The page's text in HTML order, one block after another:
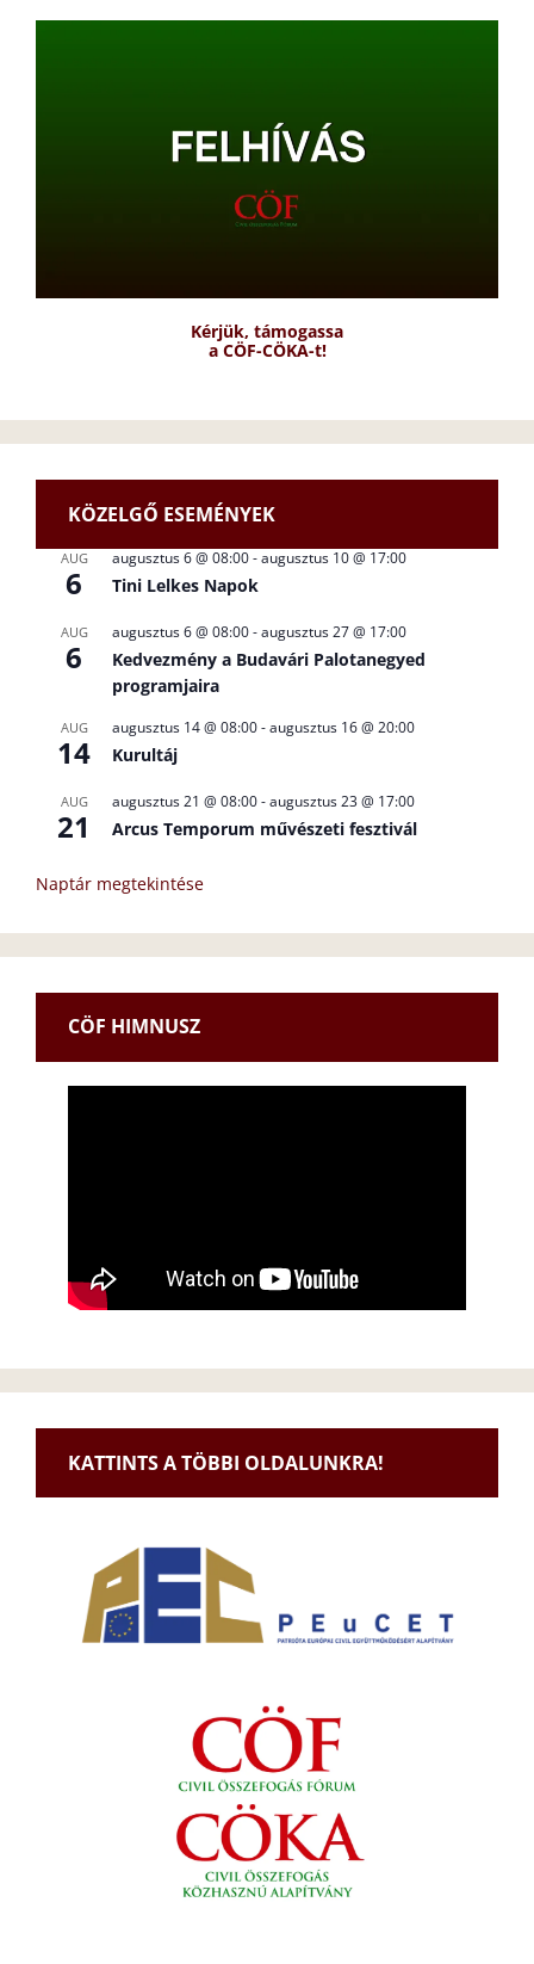
Kérjük, támogassa
a CÖF-CÖKA-t!
KÖZELGŐ ESEMÉNYEK
AUG
6
augusztus 6 @ 08:00-augusztus 10 @ 17:00
Tini Lelkes Napok
AUG
6
augusztus 6 @ 08:00-augusztus 27 @ 17:00
Kedvezmény a Budavári Palotanegyed
programjaira
AUG
14
augusztus 14 @ 08:00-augusztus 16 @ 20:00
Kurultáj
AUG
21
augusztus 21 @ 08:00-augusztus 23 @ 17:00
Arcus Temporum művészeti fesztivál
Naptár megtekintése
CÖF HIMNUSZ
KATTINTS A TÖBBI OLDALUNKRA!